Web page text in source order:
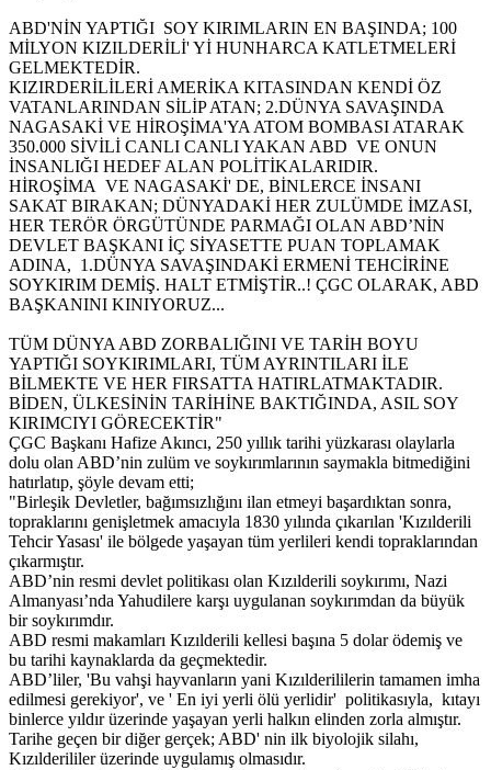
ABD'NİN YAPTIĞI SOY KIRIMLARIN EN BAŞINDA; 100
MİLYON KIZILDERİLİ' Yİ HUNHARCA KATLETMELERİ
GELMEKTEDİR.
KIZIRDERİLİLERİ AMERİKA KITASINDAN KENDİ ÖZ
VATANLARINDAN SİLİP ATAN; 2.DÜNYA SAVAŞINDA
NAGASAKİ VE HİROŞİMA'YA ATOM BOMBASI ATARAK
350.000 SİVİLİ CANLI CANLI YAKAN ABD VE ONUN
İNSANLIĞI HEDEF ALAN POLİTİKALARIDIR.
HİROŞİMA VE NAGASAKİ' DE, BİNLERCE İNSANI
SAKAT BIRAKAN; DÜNYADAKİ HER ZULÜMDE İMZASI,
HER TERÖR ÖRGÜTÜNDE PARMAĞI OLAN ABD’NİN
DEVLET BAŞKANI İÇ SİYASETTE PUAN TOPLAMAK
ADINA, 1.DÜNYA SAVAŞINDAKİ ERMENİ TEHCİRİNE
SOYKIRIM DEMİŞ. HALT ETMİŞTİR..! ÇGC OLARAK, ABD
BAŞKANINI KINIYORUZ...
TÜM DÜNYA ABD ZORBALIĞINI VE TARİH BOYU
YAPTIĞI SOYKIRIMLARI, TÜM AYRINTILARI İLE
BİLMEKTE VE HER FIRSATTA HATIRLATMAKTADIR.
BİDEN, ÜLKESİNİN TARİHİNE BAKTIĞINDA, ASIL SOY
KIRIMCIYI GÖRECEKTİR"
ÇGC Başkanı Hafize Akıncı, 250 yıllık tarihi yüzkarası olaylarla
dolu olan ABD’nin zulüm ve soykırımlarının saymakla bitmediğini
hatırlatıp, şöyle devam etti;
"Birleşik Devletler, bağımsızlığını ilan etmeyi başardıktan sonra,
topraklarını genişletmek amacıyla 1830 yılında çıkarılan 'Kızılderili
Tehcir Yasası' ile bölgede yaşayan tüm yerlileri kendi topraklarından
çıkarmıştır.
ABD’nin resmi devlet politikası olan Kızılderili soykırımı, Nazi
Almanyası’nda Yahudilere karşı uygulanan soykırımdan da büyük
bir soykırımdır.
ABD resmi makamları Kızılderili kellesi başına 5 dolar ödemiş ve
bu tarihi kaynaklarda da geçmektedir.
ABD’liler, 'Bu vahşi hayvanların yani Kızılderililerin tamamen imha
edilmesi gerekiyor', ve ' En iyi yerli ölü yerlidir' politikasıyla, kıtayı
binlerce yıldır üzerinde yaşayan yerli halkın elinden zorla almıştır.
Tarihe geçen bir diğer gerçek; ABD' nin ilk biyolojik silahı,
Kızılderililer üzerinde uygulamış olmasıdır.